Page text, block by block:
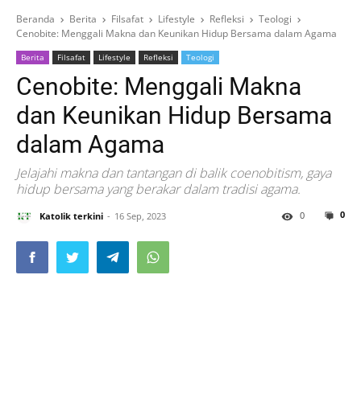
Beranda Berita Filsafat Lifestyle Refleksi
Teologi
Cenobite: Menggali Makna dan Keunikan Hidup Bersama dalam Agama
Berita Filsafat Lifestyle Refleksi Teologi
Cenobite: Menggali Makna
dan Keunikan Hidup Bersama
dalam Agama
Jelajahi makna dan tantangan di balik coenobitism, gaya
hidup bersama yang berakar dalam tradisi agama.
Katolik terkini 16 Sep, 2023 0
0